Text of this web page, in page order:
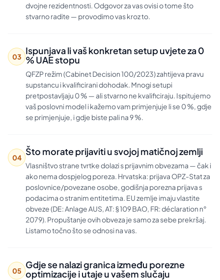
dvojne rezidentnosti. Odgovor za vas ovisi o tome što
stvarno radite — provodimo vas kroz to.
03
Ispunjava li vaš konkretan setup uvjete za 0
% UAE stopu
QFZP režim (Cabinet Decision 100/2023) zahtijeva pravu
supstancu i kvalificirani dohodak. Mnogi setupi
pretpostavljaju 0 % — ali stvarno ne kvalificiraju. Ispitujemo
vaš poslovni model i kažemo vam primjenjuje li se 0 %, gdje
se primjenjuje, i gdje biste pali na 9 %.
04
Što morate prijaviti u svojoj matičnoj zemlji
Vlasništvo strane tvrtke dolazi s prijavnim obvezama — čak i
ako nema dospjelog poreza. Hrvatska: prijava OPZ-Stat za
poslovnice/povezane osobe, godišnja porezna prijava s
podacima o stranim entitetima. EU zemlje imaju vlastite
obveze (DE: Anlage AUS, AT: § 109 BAO, FR: déclaration n°
2079). Propuštanje ovih obveza je samo za sebe prekršaj.
Listamo točno što se odnosi na vas.
05
Gdje se nalazi granica između porezne
optimizacije i utaje u vašem slučaju